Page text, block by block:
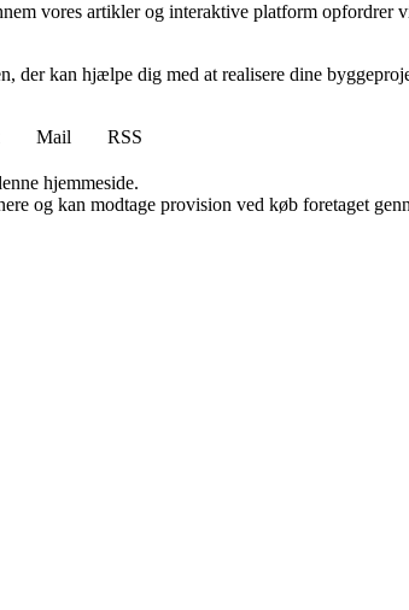
vores artikler og interaktive platform opfordrer
kan hjælpe dig med at realisere dine
Mail
RSS
hjemmeside.
og kan modtage provision ved køb foretaget